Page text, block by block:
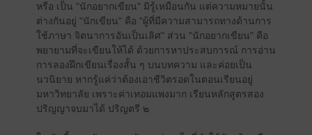
หรือ เป็น "นักอยากเขียน" มิรู้เหมือนกัน แต่ความหมายนั้น
ต่างกันอยู่ "นักเขียน" คือ "ผู้ที่มีความสามารถทางด้านการ
ใช้ภาษา จิตนาการอันเป็นเลิศ" ส่วน "นักอยากเขียน" คือ
พยายามที่จะเขียนให้ได้ ด้วยการหาประสบการณ์ การอ่าน
การลองฝึกเขียนเรื่องสั้น ๆ บนบทความ และค่อยเป็น
นวนิยาย หากรู้แค่ว่าต้องเอาชีวิตรอดในตอนเรียนอยู่
มหาวิทยาลัย เพราะค่าเทอมแพงมาก เรียนหลักสูตรสอง
ปริญญาจบมาได้ ปริญตรี ๒